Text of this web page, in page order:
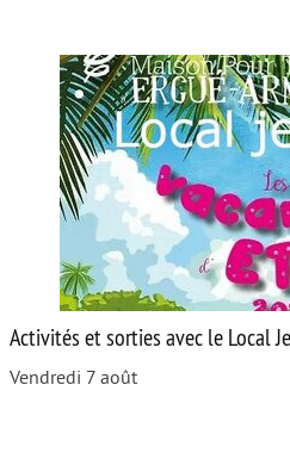
Activités et sorties avec le Local
Vendredi 7 août